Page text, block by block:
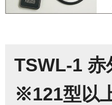
TSWL-1
※121型以